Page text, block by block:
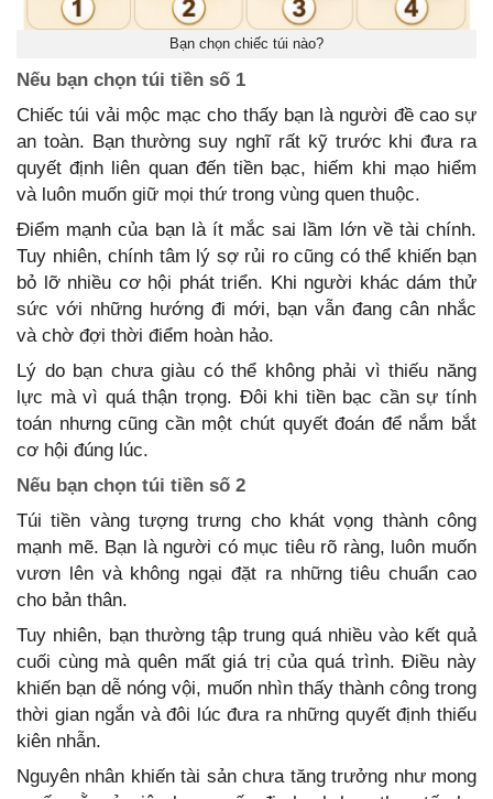
Bạn chọn chiếc túi nào?
Nếu bạn chọn túi tiền số 1
Chiếc túi vải mộc mạc cho thấy bạn là người đề cao sự
an toàn. Bạn thường suy nghĩ rất kỹ trước khi đưa ra
quyết định liên quan đến tiền bạc, hiếm khi mạo hiểm
và luôn muốn giữ mọi thứ trong vùng quen thuộc.
Điểm mạnh của bạn là ít mắc sai lầm lớn về tài chính.
Tuy nhiên, chính tâm lý sợ rủi ro cũng có thể khiến bạn
bỏ lỡ nhiều cơ hội phát triển. Khi người khác dám thử
sức với những hướng đi mới, bạn vẫn đang cân nhắc
và chờ đợi thời điểm hoàn hảo.
Lý do bạn chưa giàu có thể không phải vì thiếu năng
lực mà vì quá thận trọng. Đôi khi tiền bạc cần sự tính
toán nhưng cũng cần một chút quyết đoán để nắm bắt
cơ hội đúng lúc.
Nếu bạn chọn túi tiền số 2
Túi tiền vàng tượng trưng cho khát vọng thành công
mạnh mẽ. Bạn là người có mục tiêu rõ ràng, luôn muốn
vươn lên và không ngại đặt ra những tiêu chuẩn cao
cho bản thân.
Tuy nhiên, bạn thường tập trung quá nhiều vào kết quả
cuối cùng mà quên mất giá trị của quá trình. Điều này
khiến bạn dễ nóng vội, muốn nhìn thấy thành công trong
thời gian ngắn và đôi lúc đưa ra những quyết định thiếu
kiên nhẫn.
Nguyên nhân khiến tài sản chưa tăng trưởng như mong